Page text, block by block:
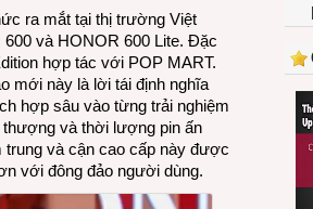
trải
smartphone
ra mắt tại thị trường Việt
và HONOR 600 Lite. Đặc
hợp tác với POP MART.
mới này là lời tái định nghĩa
hợp sâu vào từng trải nghiệm
thượng và thời lượng pin ấn
và cận cao cấp này được
với đông đảo người dùng.